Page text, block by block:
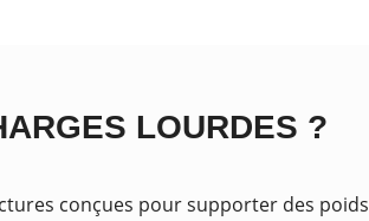
LOURDES ?
conçues pour supporter des poids